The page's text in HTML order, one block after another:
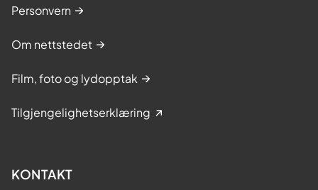
Personvern
Om nettstedet
Film, foto og lydopptak
Tilgjengelighetserklæring
KONTAKT